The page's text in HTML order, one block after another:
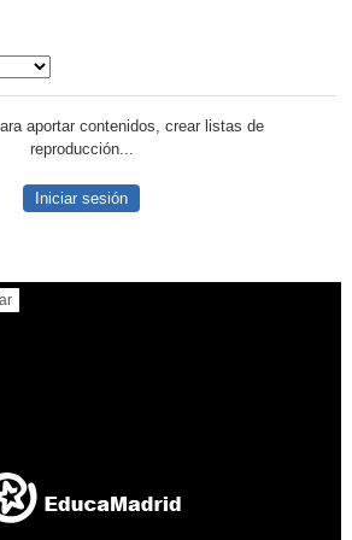
aportar contenidos, crear listas de
reproducción...
Iniciar sesión